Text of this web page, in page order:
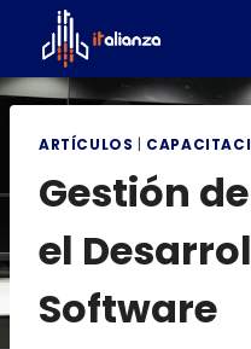
Saltar
contenido
ARTÍ­CULOS
Gestión
el
Software